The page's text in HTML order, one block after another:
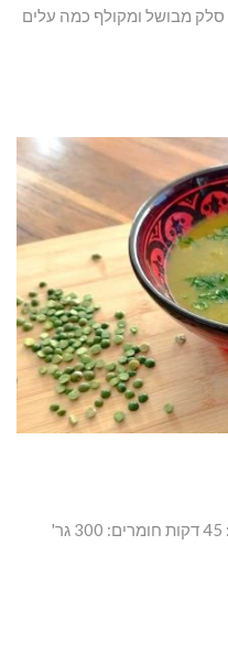
זמן הכנה: 5 דקות מצרכים ל4 מנות: 2 סלק מבושל ומקולף כמה עלים
6 מנות זמן הכנה: 10 דקות זמן בישול : 45 דקות חומרים: 300 גר'